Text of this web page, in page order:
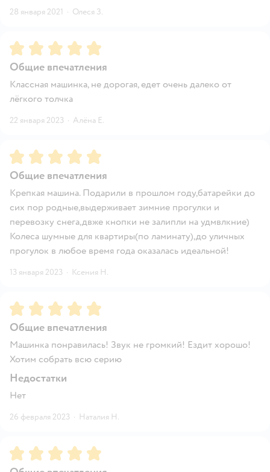
28 января 2021 · Олеся З.
Рейтинг:5
Общие впечатления
Классная машинка, не дорогая, едет очень далеко от
лёгкого толчка
22 января 2023 · Алёна Е.
Рейтинг:5
Общие впечатления
Крепкая машина. Подарили в прошлом году,батарейки до
сих пор родные,выдерживает зимние прогулки и
перевозку снега,двже кнопки не залипли на удмвлкние)
Колеса шумные для квартиры(по ламинату),до уличных
прогулок в любое время года оказалась идеальной!
13 января 2023 · Ксения Н.
Рейтинг:5
Общие впечатления
Машинка понравилась! Звук не громкий! Ездит хорошо!
Хотим собрать всю серию
Недостатки
Нет
26 февраля 2023 · Наталия Н.
Рейтинг:5